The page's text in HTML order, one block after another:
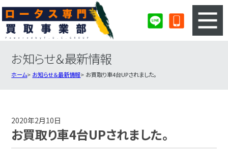
3ステップのカンタン査定
ロータス買取実績
お知らせ＆最新情報
ホーム お知らせ＆最新情報 お買取り車4台UPされました。
2020年2月10日
お買取り車4台UPされました。